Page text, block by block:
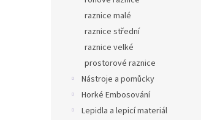
raznice malé
raznice střední
raznice velké
prostorové raznice
Nástroje a pomůcky
Horké Embosování
Lepidla a lepicí materiál